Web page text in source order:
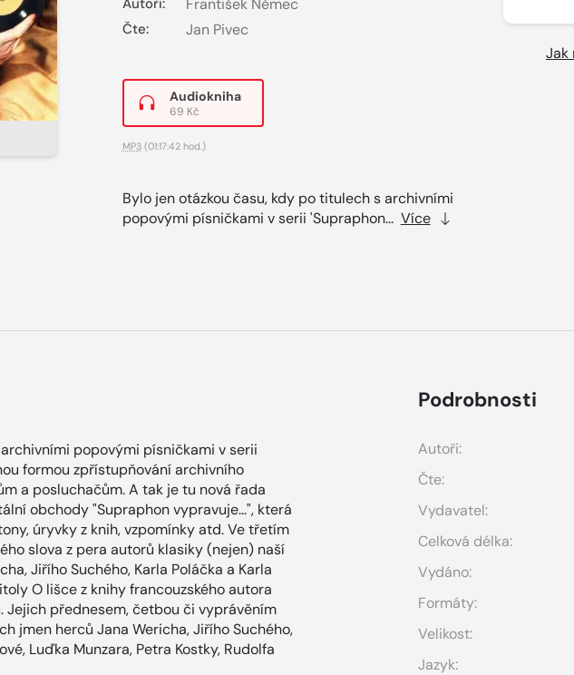
Autoři: František Němec
Čte: Jan Pivec
Audiokniha
69 Kč
MP3(01:17:42 hod.)
Bylo jen otázkou času, kdy po titulech s archivními
popovými písničkami v serii 'Supraphon... Více
Jak
popovými písničkami v serii
formou zpřístupňování archivního
a posluchačům. A tak je tu nová řada
obchody "Supraphon vypravuje...", která
úryvky z knih, vzpomínky atd. Ve třetím
slova z pera autorů klasiky (nejen) naší
Jiřího Suchého, Karla Poláčka a Karla
O lišce z knihy francouzského autora
přednesem, četbou či vyprávěním
jmen herců Jana Wericha, Jiřího Suchého,
Luďka Munzara, Petra Kostky, Rudolfa
Podrobnosti
Autoři:
Čte:
Vydavatel:
Celková délka:
Vydáno:
Formáty:
Velikost:
Jazyk: